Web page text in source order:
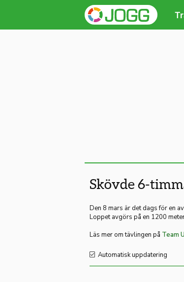
Skövde 6-
Den 8 mars är det dags för en
Loppet avgörs på en 1200
Läs mer om tävlingen på Team
Automatisk uppdatering